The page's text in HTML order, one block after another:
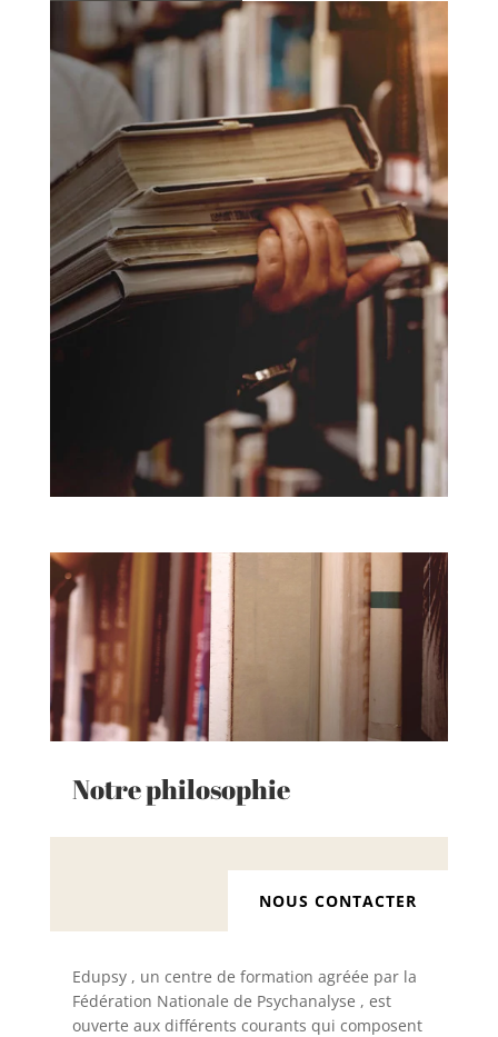
Notre philosophie
NOUS CONTACTER
Edupsy , un centre de formation agréée par la
Fédération Nationale de Psychanalyse , est
ouverte aux différents courants qui composent